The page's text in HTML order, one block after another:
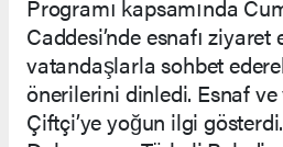
Programı kapsamında
Caddesi’nde esnafı
vatandaşlarla sohbet
önerilerini dinledi. Esnaf
Çiftçi’ye yoğun ilgi gösterdi.